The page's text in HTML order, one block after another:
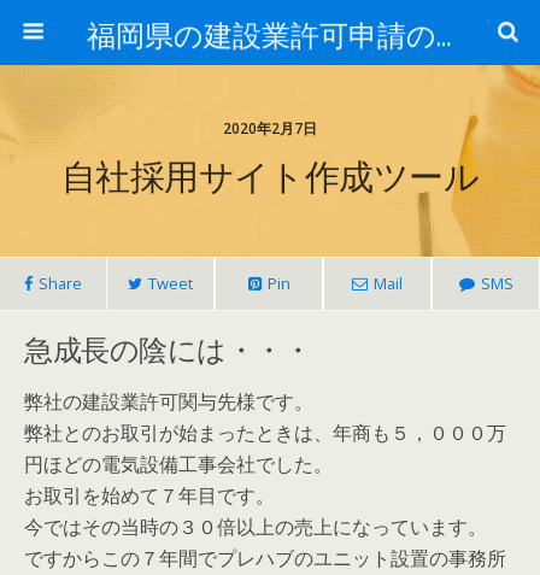
福岡県の建設業許可申請のことなら福岡建設業許可サポートセンター
2020年2月7日
自社採用サイト作成ツール
Share Tweet Pin Mail SMS
急成長の陰には・・・
弊社の建設業許可関与先様です。
弊社とのお取引が始まったときは、年商も５，０００万
円ほどの電気設備工事会社でした。
お取引を始めて７年目です。
今ではその当時の３０倍以上の売上になっています。
ですからこの７年間でプレハブのユニット設置の事務所